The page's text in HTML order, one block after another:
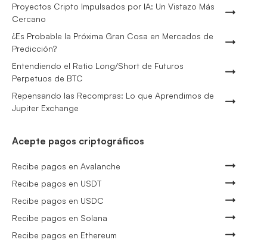
Proyectos Cripto Impulsados por IA: Un Vistazo Más
Cercano
¿Es Probable la Próxima Gran Cosa en Mercados de
Predicción?
Entendiendo el Ratio Long/Short de Futuros
Perpetuos de BTC
Repensando las Recompras: Lo que Aprendimos de
Jupiter Exchange
Acepte pagos criptográficos
Recibe pagos en Avalanche
Recibe pagos en USDT
Recibe pagos en USDC
Recibe pagos en Solana
Recibe pagos en Ethereum